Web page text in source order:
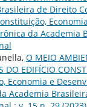
de Direito
da Academia
O MEIO
DO EDIFÍCIO
Economia e
Academia